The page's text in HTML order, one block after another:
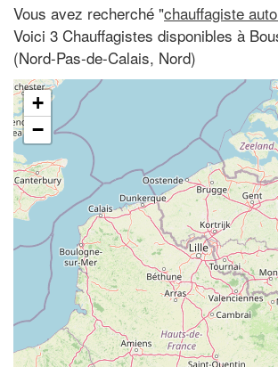
Vous avez recherché "chauffagiste
Voici 3 Chauffagistes disponibles à
(Nord-Pas-de-Calais, Nord)
+
−